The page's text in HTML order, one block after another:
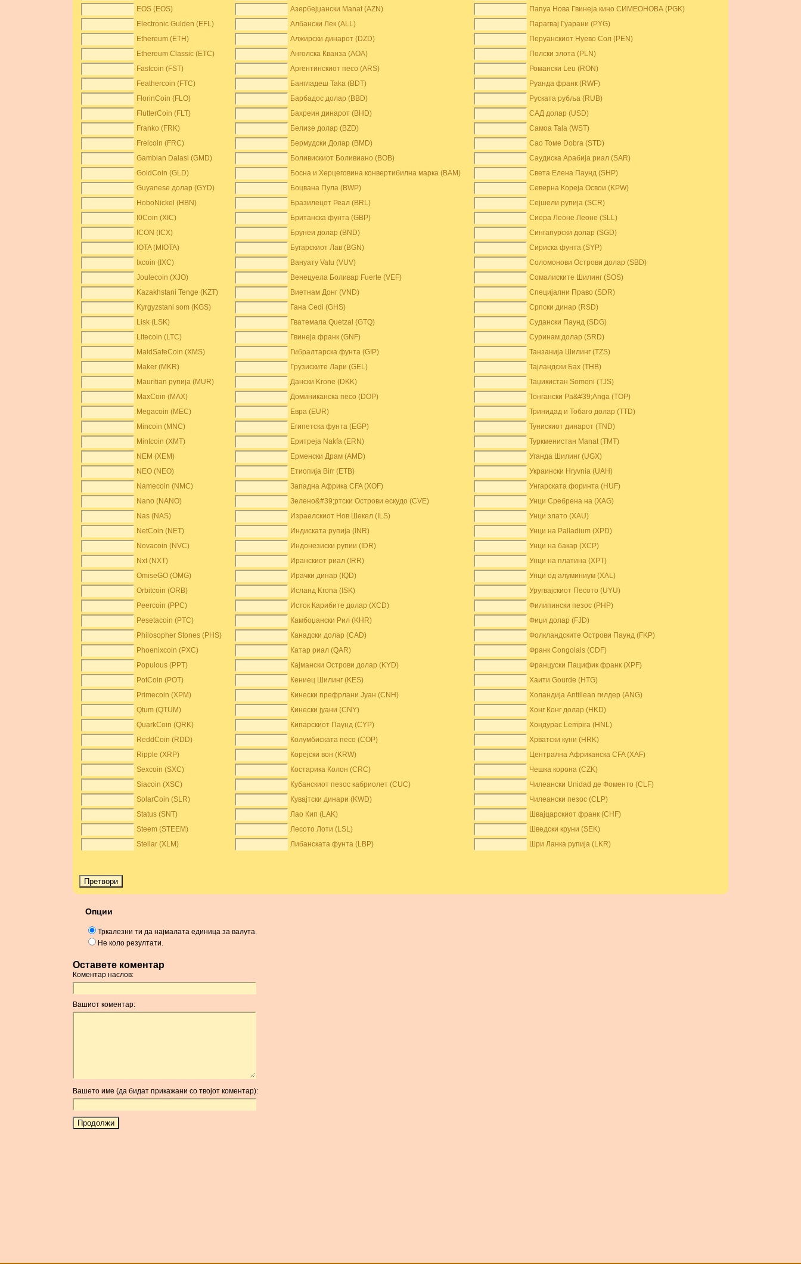
EOS (EOS)
Азербејџански Manat (AZN)
Папуа Нова Гвинеја кино СИМЕОНОВА (PGK)
Electronic Gulden (EFL)
Албански Лек (ALL)
Парагвај Гуарани (PYG)
Ethereum (ETH)
Алжирски динарот (DZD)
Перуанскиот Нуево Сол (PEN)
Ethereum Classic (ETC)
Анголска Кванза (AOA)
Полски злота (PLN)
Fastcoin (FST)
Аргентинскиот песо (ARS)
Романски Leu (RON)
Feathercoin (FTC)
Бангладеш Taka (BDT)
Руанда франк (RWF)
FlorinCoin (FLO)
Барбадос долар (BBD)
Руската рубља (RUB)
FlutterCoin (FLT)
Бахреин динарот (BHD)
САД долар (USD)
Franko (FRK)
Белизе долар (BZD)
Самоа Tala (WST)
Freicoin (FRC)
Бермудски Долар (BMD)
Сао Томе Dobra (STD)
Gambian Dalasi (GMD)
Боливискиот Боливиано (BOB)
Саудиска Арабија риал (SAR)
GoldCoin (GLD)
Босна и Херцеговина конвертибилна марка (BAM)
Света Елена Паунд (SHP)
Guyanese долар (GYD)
Боцвана Пула (BWP)
Северна Кореја Освои (KPW)
HoboNickel (HBN)
Бразилецот Реал (BRL)
Сејшели рупија (SCR)
I0Coin (XIC)
Британска фунта (GBP)
Сиера Леоне Леоне (SLL)
ICON (ICX)
Брунеи долар (BND)
Сингапурски долар (SGD)
IOTA (MIOTA)
Бугарскиот Лав (BGN)
Сириска фунта (SYP)
Ixcoin (IXC)
Вануату Vatu (VUV)
Соломонови Острови долар (SBD)
Joulecoin (XJO)
Венецуела Боливар Fuerte (VEF)
Сомалиските Шилинг (SOS)
Kazakhstani Tenge (KZT)
Виетнам Донг (VND)
Специјални Право (SDR)
Kyrgyzstani som (KGS)
Гана Cedi (GHS)
Српски динар (RSD)
Lisk (LSK)
Гватемала Quetzal (GTQ)
Судански Паунд (SDG)
Litecoin (LTC)
Гвинеја франк (GNF)
Суринам долар (SRD)
MaidSafeCoin (XMS)
Гибралтарска фунта (GIP)
Танзанија Шилинг (TZS)
Maker (MKR)
Грузиските Лари (GEL)
Тајландски Бах (THB)
Mauritian рупија (MUR)
Дански Krone (DKK)
Таџикистан Somoni (TJS)
MaxCoin (MAX)
Доминиканска песо (DOP)
Тонгански Pa&#39;Anga (TOP)
Megacoin (MEC)
Евра (EUR)
Тринидад и Тобаго долар (TTD)
Mincoin (MNC)
Египетска фунта (EGP)
Тунискиот динарот (TND)
Mintcoin (XMT)
Еритреја Nakfa (ERN)
Туркменистан Manat (TMT)
NEM (XEM)
Ерменски Драм (AMD)
Уганда Шилинг (UGX)
NEO (NEO)
Етиопија Birr (ETB)
Украински Hryvnia (UAH)
Namecoin (NMC)
Западна Африка CFA (XOF)
Унгарската форинта (HUF)
Nano (NANO)
Зелено&#39;ртски Острови ескудо (CVE)
Унци Сребрена на (XAG)
Nas (NAS)
Израелскиот Нов Шекел (ILS)
Унци злато (XAU)
NetCoin (NET)
Индиската рупија (INR)
Унци на Palladium (XPD)
Novacoin (NVC)
Индонезиски рупии (IDR)
Унци на бакар (XCP)
Nxt (NXT)
Иранскиот риал (IRR)
Унци на платина (XPT)
OmiseGO (OMG)
Ирачки динар (IQD)
Унци од алуминиум (XAL)
Orbitcoin (ORB)
Исланд Krona (ISK)
Уругвајскиот Песото (UYU)
Peercoin (PPC)
Исток Карибите долар (XCD)
Филипински пезос (PHP)
Pesetacoin (PTC)
Камбоџански Рил (KHR)
Фиџи долар (FJD)
Philosopher Stones (PHS)
Канадски долар (CAD)
Фолкландските Острови Паунд (FKP)
Phoenixcoin (PXC)
Катар риал (QAR)
Франк Congolais (CDF)
Populous (PPT)
Кајмански Острови долар (KYD)
Француски Пацифик франк (XPF)
PotCoin (POT)
Кениец Шилинг (KES)
Хаити Gourde (HTG)
Primecoin (XPM)
Кинески префрлани Јуан (CNH)
Холандија Antillean гилдер (ANG)
Qtum (QTUM)
Кинески јуани (CNY)
Хонг Конг долар (HKD)
QuarkCoin (QRK)
Кипарскиот Паунд (CYP)
Хондурас Lempira (HNL)
ReddCoin (RDD)
Колумбиската песо (COP)
Хрватски куни (HRK)
Ripple (XRP)
Корејски вон (KRW)
Централна Африканска CFA (XAF)
Sexcoin (SXC)
Костарика Колон (CRC)
Чешка корона (CZK)
Siacoin (XSC)
Кубанскиот пезос кабриолет (CUC)
Чилеански Unidad де Фоменто (CLF)
SolarCoin (SLR)
Кувајтски динари (KWD)
Чилеански пезос (CLP)
Status (SNT)
Лао Кип (LAK)
Швајцарскиот франк (CHF)
Steem (STEEM)
Лесото Лоти (LSL)
Шведски круни (SEK)
Stellar (XLM)
Либанската фунта (LBP) Шри Ланка рупија (LKR)
Опции
Тркалезни ти да најмалата единица за валута.
Не коло резултати.
Оставете коментар
Коментар наслов:
Вашиот коментар:
Вашето име (да бидат прикажани со твојот коментар):